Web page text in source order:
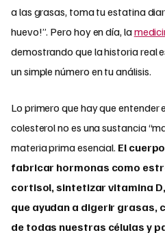
a las grasas, toma tu estatina
huevo!”. Pero hoy en día, la
demostrando que la historia real
un simple número en tu análisis.
Lo primero que hay que entender
colesterol no es una sustancia
materia prima esencial. El
fabricar hormonas como
cortisol, sintetizar vitamina
que ayudan a digerir grasas,
de todas nuestras células y